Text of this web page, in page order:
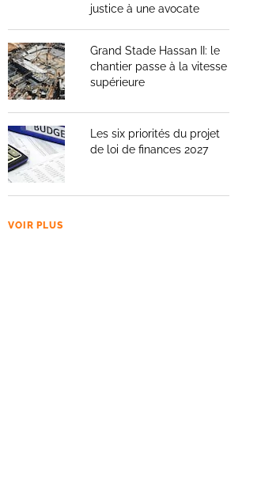
justice à une avocate
Grand Stade Hassan II: le
chantier passe à la vitesse
supérieure
Les six priorités du projet
de loi de finances 2027
VOIR PLUS